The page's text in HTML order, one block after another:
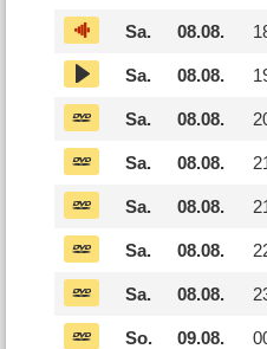
Sa. 08.08.
Sa. 08.08.
Sa. 08.08.
Sa. 08.08.
Sa. 08.08.
Sa. 08.08.
Sa. 08.08.
So. 09.08.